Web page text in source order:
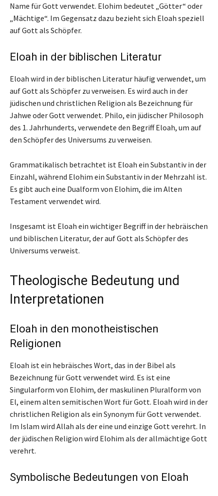
Name für Gott verwendet. Elohim bedeutet „Götter“ oder
„Mächtige“. Im Gegensatz dazu bezieht sich Eloah speziell
auf Gott als Schöpfer.
Eloah in der biblischen Literatur
Eloah wird in der biblischen Literatur häufig verwendet, um
auf Gott als Schöpfer zu verweisen. Es wird auch in der
jüdischen und christlichen Religion als Bezeichnung für
Jahwe oder Gott verwendet. Philo, ein jüdischer Philosoph
des 1. Jahrhunderts, verwendete den Begriff Eloah, um auf
den Schöpfer des Universums zu verweisen.
Grammatikalisch betrachtet ist Eloah ein Substantiv in der
Einzahl, während Elohim ein Substantiv in der Mehrzahl ist.
Es gibt auch eine Dualform von Elohim, die im Alten
Testament verwendet wird.
Insgesamt ist Eloah ein wichtiger Begriff in der hebräischen
und biblischen Literatur, der auf Gott als Schöpfer des
Universums verweist.
Theologische Bedeutung und
Interpretationen
Eloah in den monotheistischen
Religionen
Eloah ist ein hebräisches Wort, das in der Bibel als
Bezeichnung für Gott verwendet wird. Es ist eine
Singularform von Elohim, der maskulinen Pluralform von
El, einem alten semitischen Wort für Gott. Eloah wird in der
christlichen Religion als ein Synonym für Gott verwendet.
Im Islam wird Allah als der eine und einzige Gott verehrt. In
der jüdischen Religion wird Elohim als der allmächtige Gott
verehrt.
Symbolische Bedeutungen von Eloah